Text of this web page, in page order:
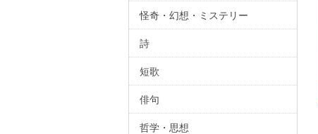
怪奇・幻想・ミステリー
詩
短歌
俳句
哲学・思想